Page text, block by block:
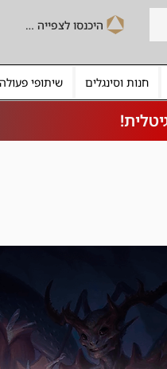
היכנסו לצפייה בקרדיט
חנות וסינגלים שיתופי פעולה